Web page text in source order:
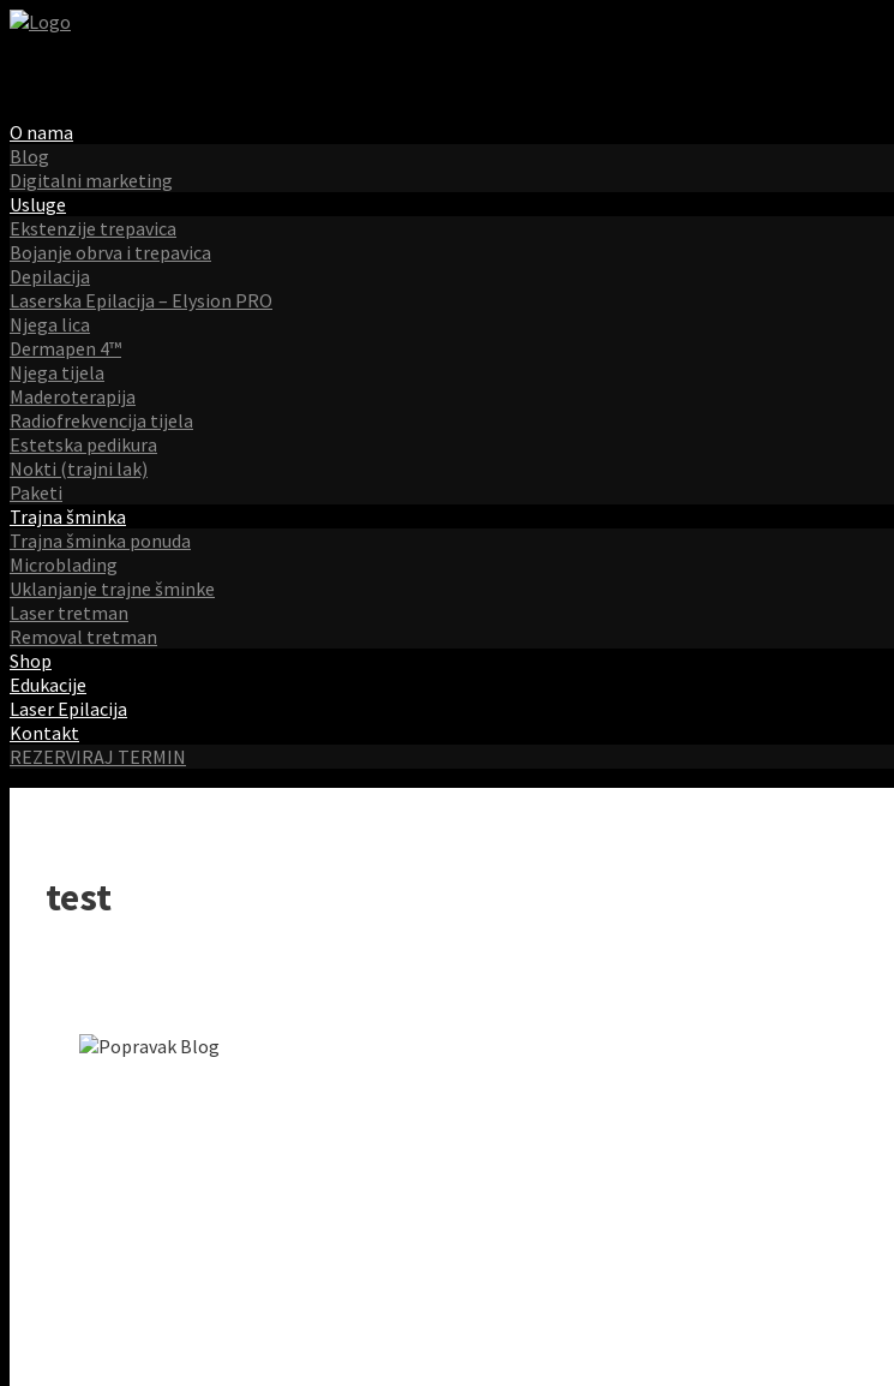
O nama
Blog
Digitalni marketing
Usluge
Ekstenzije trepavica
Bojanje obrva i trepavica
Depilacija
Laserska Epilacija – Elysion PRO
Njega lica
Dermapen 4™
Njega tijela
Maderoterapija
Radiofrekvencija tijela
Estetska pedikura
Nokti (trajni lak)
Paketi
Trajna šminka
Trajna šminka ponuda
Microblading
Uklanjanje trajne šminke
Laser tretman
Removal tretman
Shop
Edukacije
Laser Epilacija
Kontakt
REZERVIRAJ TERMIN
test